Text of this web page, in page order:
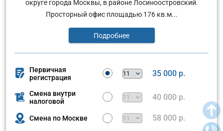
округе города Москвы, в районе Лосиноостровский.
Просторный офис площадью 176 кв.м...
Подробнее
Первичная
регистрация
35 000 р.
Смена внутри
налоговой
40 000 р.
Смена по Москве 58 000 р.